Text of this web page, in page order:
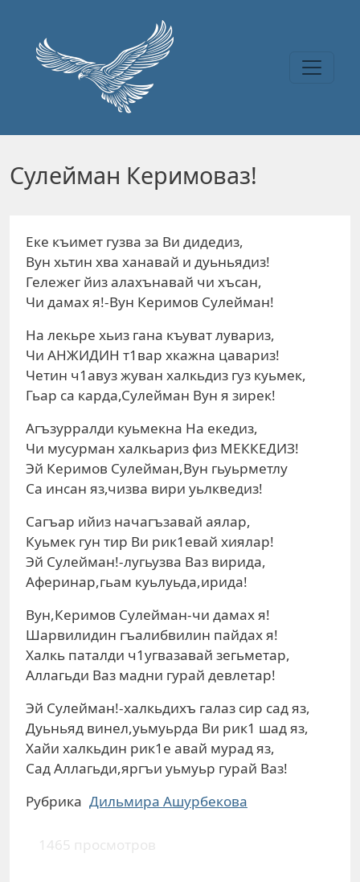
Сулейман Керимоваз!
Еке къимет гузва за Ви дидедиз,
Вун хьтин хва ханавай и дуьньядиз!
Гележег йиз алахънавай чи хъсан,
Чи дамах я!-Вун Керимов Сулейман!
На лекьре хьиз гана къуват лувариз,
Чи АНЖИДИН т1вар хкажна цавариз!
Четин ч1авуз жуван халкьдиз гуз куьмек,
Гьар са карда,Сулейман Вун я зирек!
Агъзурралди куьмекна На екедиз,
Чи мусурман халкьариз физ МЕККЕДИЗ!
Эй Керимов Сулейман,Вун гьуьрметлу
Са инсан яз,чизва вири уьлкведиз!
Сагъар ийиз начагъзавай аялар,
Куьмек гун тир Ви рик1евай хиялар!
Эй Сулейман!-лугьузва Ваз вирида,
Аферинар,гьам куьлуьда,ирида!
Вун,Керимов Сулейман-чи дамах я!
Шарвилидин гъалибвилин пайдах я!
Халкь паталди ч1угвазавай зегьметар,
Аллагьди Ваз мадни гурай девлетар!
Эй Сулейман!-халкьдихъ галаз сир сад яз,
Дуьньяд винел,уьмуьрда Ви рик1 шад яз,
Хайи халкьдин рик1е авай мурад яз,
Сад Аллагьди,яргъи уьмуьр гурай Ваз!
Рубрика Дильмира Ашурбекова
1465 просмотров